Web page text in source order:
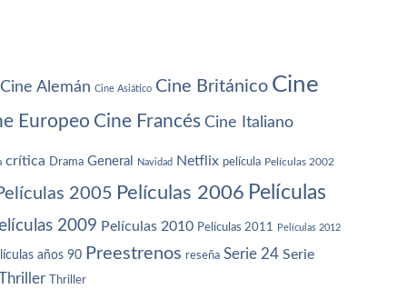
Cine Alemán Cine Asiático Cine Británico Cine
Europeo Cine Francés Cine Italiano
crítica Drama General Navidad Netflix película Películas 2002
2005 Películas 2006 Películas
2009 Películas 2010 Películas 2011 Películas 2012
años 90 Preestrenos reseña Serie 24 Serie
Thriller